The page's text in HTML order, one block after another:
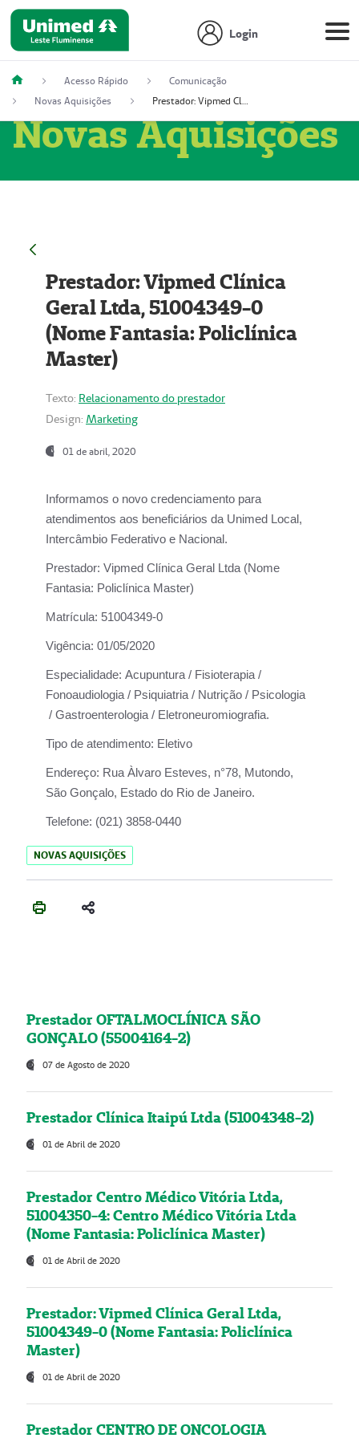
Login
Acesso Rápido
Comunicação
Novas Aquisições
Prestador: Vipmed Clínica Geral Ltda, 51004349-0 (Nome Fantasia: Policlínica Master)
Novas Aquisições
Prestador: Vipmed Clínica
Geral Ltda, 51004349-0
(Nome Fantasia: Policlínica
Master)
Texto: Relacionamento do prestador
Design: Marketing
01 de abril, 2020
Informamos o novo credenciamento para
atendimentos aos beneficiários da Unimed Local,
Intercâmbio Federativo e Nacional.
Prestador: Vipmed Clínica Geral Ltda (Nome
Fantasia: Policlínica Master)
Matrícula: 51004349-0
Vigência: 01/05/2020
Especialidade: Acupuntura / Fisioterapia /
Fonoaudiologia / Psiquiatria / Nutrição / Psicologia
/ Gastroenterologia / Eletroneuromiografia.
Tipo de atendimento: Eletivo
Endereço: Rua Àlvaro Esteves, n°78, Mutondo,
São Gonçalo, Estado do Rio de Janeiro.
Telefone: (021) 3858-0440
NOVAS AQUISIÇÕES
Prestador OFTALMOCLÍNICA SÃO
GONÇALO (55004164-2)
07 de Agosto de 2020
Prestador Clínica Itaipú Ltda (51004348-2)
01 de Abril de 2020
Prestador Centro Médico Vitória Ltda,
51004350-4: Centro Médico Vitória Ltda
(Nome Fantasia: Policlínica Master)
01 de Abril de 2020
Prestador: Vipmed Clínica Geral Ltda,
51004349-0 (Nome Fantasia: Policlínica
Master)
01 de Abril de 2020
Prestador CENTRO DE ONCOLOGIA